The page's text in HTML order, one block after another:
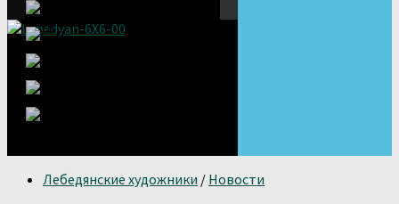
Лебедянские художники / Новости